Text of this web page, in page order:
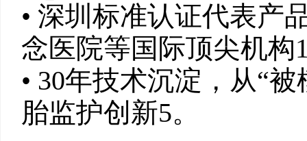
• 深圳标准认证代表产
念医院等国际顶尖机构‌
• 30年技术沉淀，从“
胎监护创新‌5。